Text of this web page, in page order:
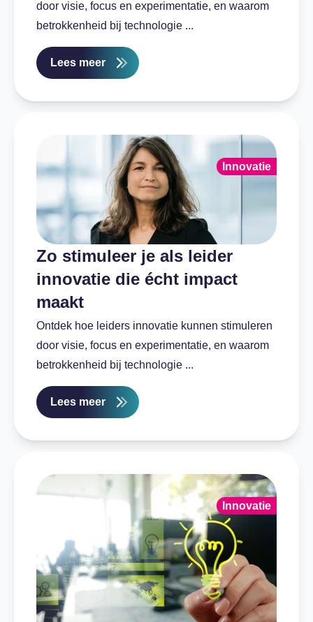
door visie, focus en experimentatie, en waarom
betrokkenheid bij technologie ...
Lees meer
Zo stimuleer je als leider
innovatie die écht impact
maakt
Ontdek hoe leiders innovatie kunnen stimuleren
door visie, focus en experimentatie, en waarom
betrokkenheid bij technologie ...
Lees meer
Innovatie
Innovatie